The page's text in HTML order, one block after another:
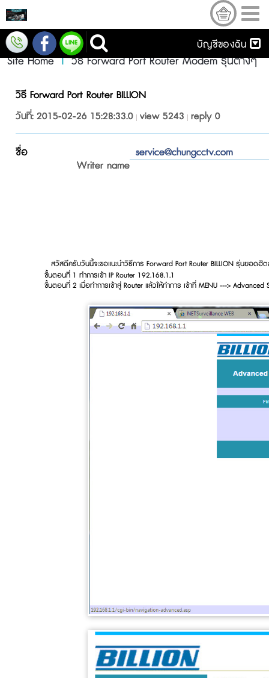
บัญชีของฉัน
Site Home|วิธี Forward Port Router Modem รุ่นต่างๆ
วิธี Forward Port Router BILLION
วันที่: 2015-02-26 15:28:33.0 view 5243 reply 0
ชื่อ
Writer name
service@chungcctv.com
สวัสดีครับวันนี้จะขอแนะนำวิธีการ Forward Port Router BILLION รุ่นยอดฮิ
ขั้นตอนที่ 1 ทำการเข้า IP Router 192.168.1.1
ขั้นตอนที่ 2 เมื่อทำการเข้าสู่ Router แล้วให้ทำการ เข้าที่ MENU ---> Advanced